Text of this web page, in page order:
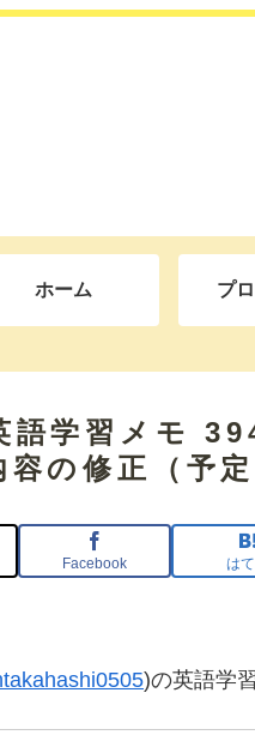
ホーム プ
学習メモ
の修正（予定
Facebook は
)の英語学